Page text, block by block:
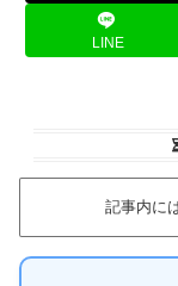
LINE
記事内に